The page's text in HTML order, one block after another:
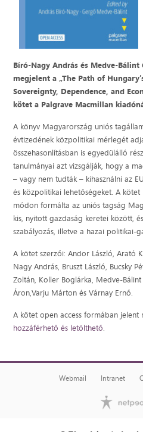
Bíró-Nagy András és Medve-Bálint
megjelent a „The Path of
Sovereignty, Dependence, and
kötet a Palgrave Macmillan
A könyv Magyarország uniós
évtizedének közpolitikai mérlegét
összehasonlításban is egyedülálló
tanulmányai azt vizsgálják, hogy a
– vagy nem tudták – kihasználni az
és közpolitikai lehetőségeket. A
módon formálta az uniós tagság
kis, nyitott gazdaság keretei között,
szabályozás, illetve a hazai politikai-
A kötet szerzői: Andor László, Arató
Nagy András, Bruszt László, Bucsky
Zoltán, Koller Boglárka, Medve-Bálint
Áron,Varju Márton és Várnay Ernő.
A kötet open access formában jelent
hozzáférhető és letölthető
Webmail Intranet